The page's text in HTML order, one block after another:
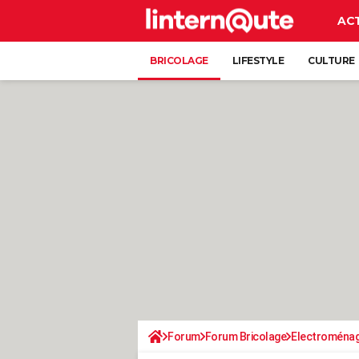
BRICOLAGE LIFESTYLE CULTURE
Forum Forum Bricolage